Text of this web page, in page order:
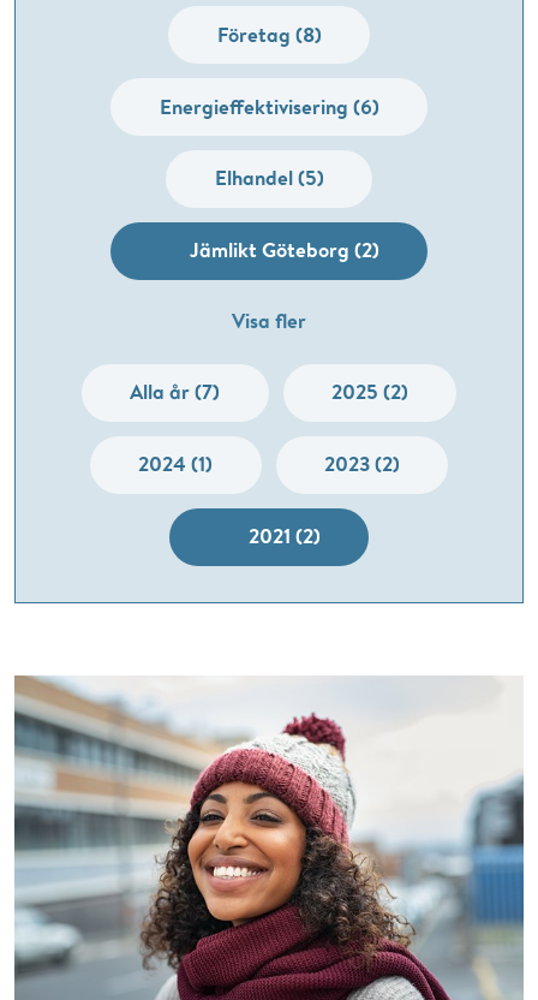
Företag (8)
Energieffektivisering (6)
Elhandel (5)
Jämlikt Göteborg (2)
Visa fler
Alla år (7) 2025 (2)
2024 (1) 2023 (2)
2021 (2)